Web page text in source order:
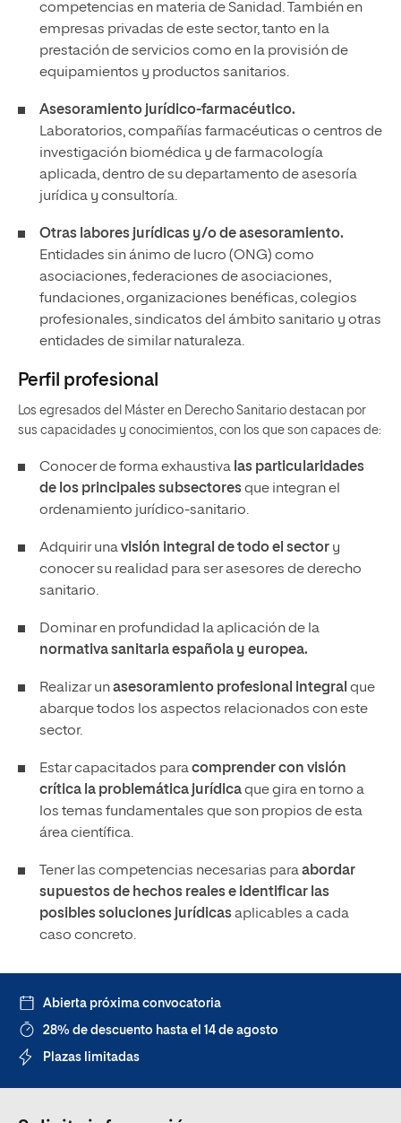
competencias en materia de Sanidad. También en
empresas privadas de este sector, tanto en la
prestación de servicios como en la provisión de
equipamientos y productos sanitarios.
Asesoramiento jurídico-farmacéutico.
Laboratorios, compañías farmacéuticas o centros de
investigación biomédica y de farmacología
aplicada, dentro de su departamento de asesoría
jurídica y consultoría.
Otras labores jurídicas y/o de asesoramiento.
Entidades sin ánimo de lucro (ONG) como
asociaciones, federaciones de asociaciones,
fundaciones, organizaciones benéficas, colegios
profesionales, sindicatos del ámbito sanitario y otras
entidades de similar naturaleza.
Perfil profesional
Los egresados del Máster en Derecho Sanitario destacan por
sus capacidades y conocimientos, con los que son capaces de:
Conocer de forma exhaustiva las particularidades
de los principales subsectoresque integran el
ordenamiento jurídico-sanitario.
Adquirir unavisión integral de todo el sector y
conocer su realidad para ser asesores de derecho
sanitario.
Dominar en profundidad la aplicación de la
normativa sanitaria española y europea.
Realizar unasesoramiento profesional integral que
abarque todos los aspectos relacionados con este
sector.
Estar capacitados paracomprender con visión
crítica la problemática jurídicaque gira en torno a
los temas fundamentales que son propios de esta
área científica.
Tener las competencias necesarias paraabordar
supuestos de hechos reales e identificar las
posibles soluciones jurídicasaplicables a cada
caso concreto.
Abierta próxima convocatoria
28% de descuento hasta el 14 de agosto
Plazas limitadas